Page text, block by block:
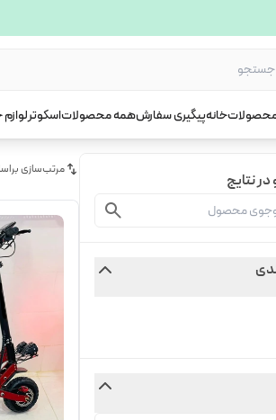
خانهپیگیری سفارشهمه محصولاتاسکوتر
نتایج مرتب‌سازی